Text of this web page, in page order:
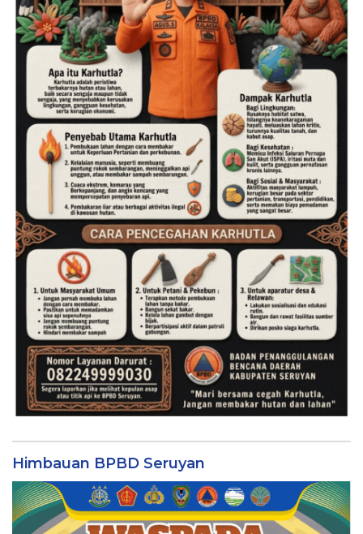
Himbauan BPBD Seruyan